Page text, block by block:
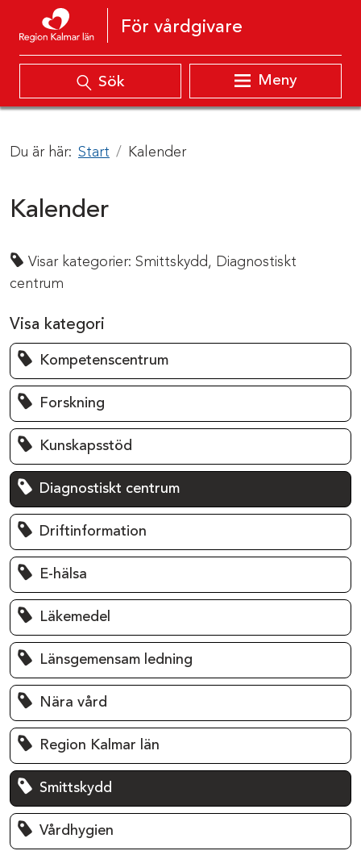
Hoppa till innehåll
För vårdgivare
Sök Meny
Du är här: Start Kalender
Kalender
Visar kategorier: Smittskydd, Diagnostiskt
centrum
Visa kategori
Kompetenscentrum
Forskning
Kunskapsstöd
Diagnostiskt centrum
Driftinformation
E-hälsa
Läkemedel
Länsgemensam ledning
Nära vård
Region Kalmar län
Smittskydd
Vårdhygien